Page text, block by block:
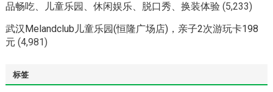
品畅吃、儿童乐园、休闲娱乐、脱口秀、换装体验 (5,233)
武汉Melandclub儿童乐园(恒隆广场店)，亲子2次游玩卡198
元 (4,981)
标签